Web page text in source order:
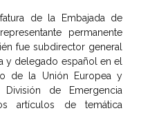
de la Embajada de
permanente
fue subdirector general
y delegado español en el
de la Unión Europea y
de Emergencia
artículos de temática